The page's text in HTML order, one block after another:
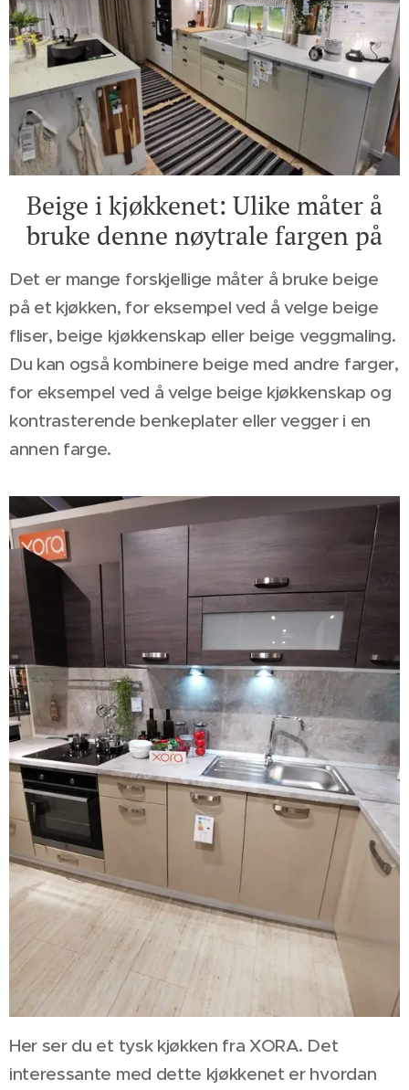
Beige i kjøkkenet: Ulike måter å
bruke denne nøytrale fargen på
Det er mange forskjellige måter å bruke beige
på et kjøkken, for eksempel ved å velge beige
fliser, beige kjøkkenskap eller beige veggmaling.
Du kan også kombinere beige med andre farger,
for eksempel ved å velge beige kjøkkenskap og
kontrasterende benkeplater eller vegger i en
annen farge.
Her ser du et tysk kjøkken fra XORA. Det
interessante med dette kjøkkenet er hvordan